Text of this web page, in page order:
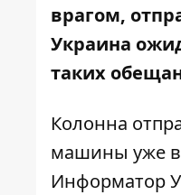
врагом,
Украина
таких
Колонна
машины уже в
Информатор